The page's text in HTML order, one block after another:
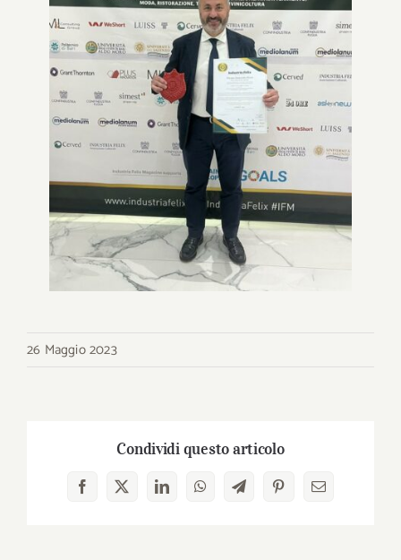
26 Maggio 2023
Condividi questo articolo
Facebook
X LinkedInWhatsAppTelegramPinterestEmail